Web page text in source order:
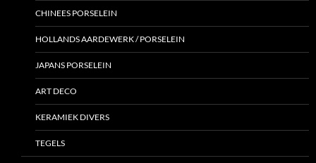
CHINEES PORSELEIN
HOLLANDS AARDEWERK / PORSELEIN
JAPANS PORSELEIN
ART DECO
KERAMIEK DIVERS
TEGELS